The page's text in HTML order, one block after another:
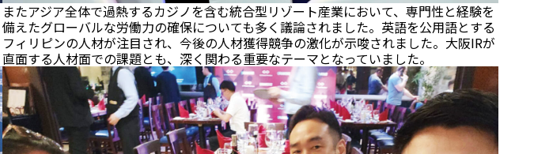
またアジア全体で過熱するカジノを含む統合型リゾート産業において、専門性と経験を
備えたグローバルな労働力の確保についても多く議論されました。英語を公用語とする
フィリピンの人材が注目され、今後の人材獲得競争の激化が示唆されました。大阪IRが
直面する人材面での課題とも、深く関わる重要なテーマとなっていました。